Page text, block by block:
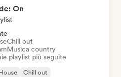
On
Chill out
Musica country
playlist più seguite
Chill out